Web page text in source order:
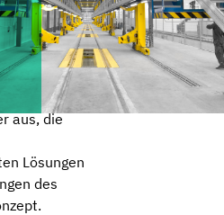
aus, die
Lösungen
des